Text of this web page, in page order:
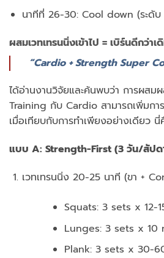
นาทีที่ 26-30: Cool down (ระดั
ผสมเวทเทรนนิ่งเข้าไป = เบิร์นดีกว่า
“Cardio + Strength Super
ได้อ่านงานวิจัยและค้นพบว่า การผสม
Training กับ Cardio สามารถเพิ่มกา
เมื่อเทียบกับการทำเพียงอย่างเดียว
แบบ A: Strength-First (3 วัน/สัปด
เวทเทรนนิ่ง 20-25 นาที (ขา +
Squats: 3 sets x 12-
Lunges: 3 sets x 10
Plank: 3 sets x 30-